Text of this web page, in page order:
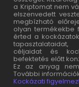
a Kriptomat nem
elszenvedett
megbízható
olyan termékekbe
érted a
céljaidat és
befektetés előtt
Ez az anyag
További
Kockázati